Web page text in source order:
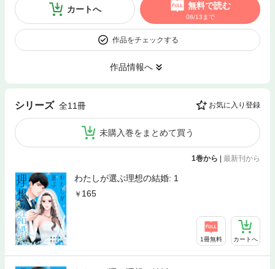
カートへ 無料で読む
08/13まで
作品をチェックする
作品情報へ
シリーズ 全11冊 お気に入り登録
未購入巻をまとめて買う
1巻から 最新刊から
わたしが選ぶ理想の結婚: 1
165
1冊無料 カートへ